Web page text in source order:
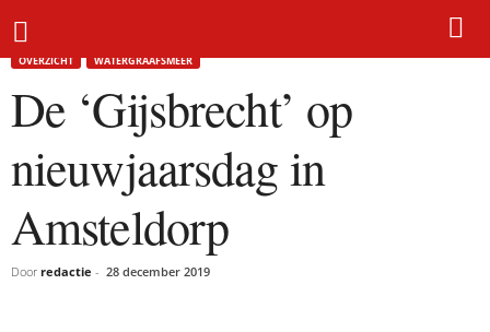
Home
OVERZICHT WATERGRAAFSMEER
De ‘Gijsbrecht’ op
nieuwjaarsdag in
Amsteldorp
Door redactie - 28 december 2019